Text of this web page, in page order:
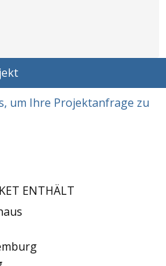
um Ihre Projektanfrage zu
ENTHÄLT